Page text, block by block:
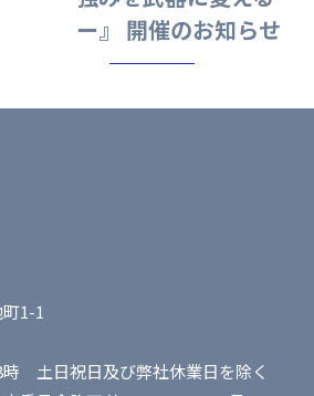
ー』 開催のお知らせ
1-1
時 土日祝日及び弊社休業日を除く